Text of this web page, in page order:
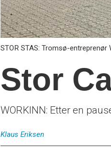
STOR STAS: Tromsø-
Stor
WORKINN: Etter en
Klaus Eriksen